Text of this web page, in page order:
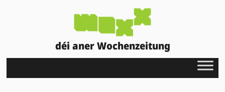
déi aner Wochenzeitung